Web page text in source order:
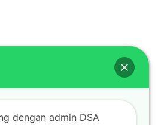
007 Jatinegara,
dengan admin DSA